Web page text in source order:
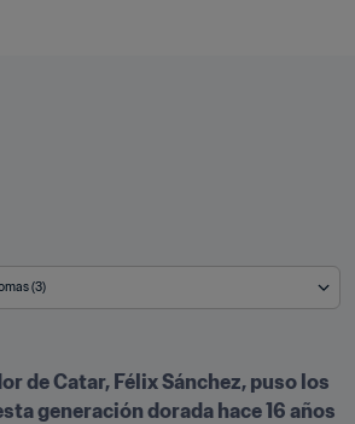
(3)
de Catar, Félix Sánchez, puso los
generación dorada hace 16 años